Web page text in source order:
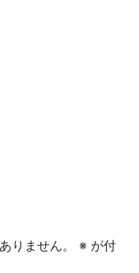
りません。 ※ が付